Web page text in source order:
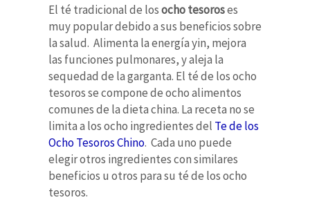
El té tradicional de losocho tesoroses
muy popular debido a sus beneficios sobre
la salud. Alimenta la energía yin, mejora
las funciones pulmonares, y aleja la
sequedad de la garganta. El té de los ocho
tesoros se compone de ocho alimentos
comunes de la dieta china. La receta no se
limita a los ocho ingredientes del Te de los
Ocho Tesoros Chino. Cada uno puede
elegir otros ingredientes con similares
beneficios u otros para su té de los ocho
tesoros.